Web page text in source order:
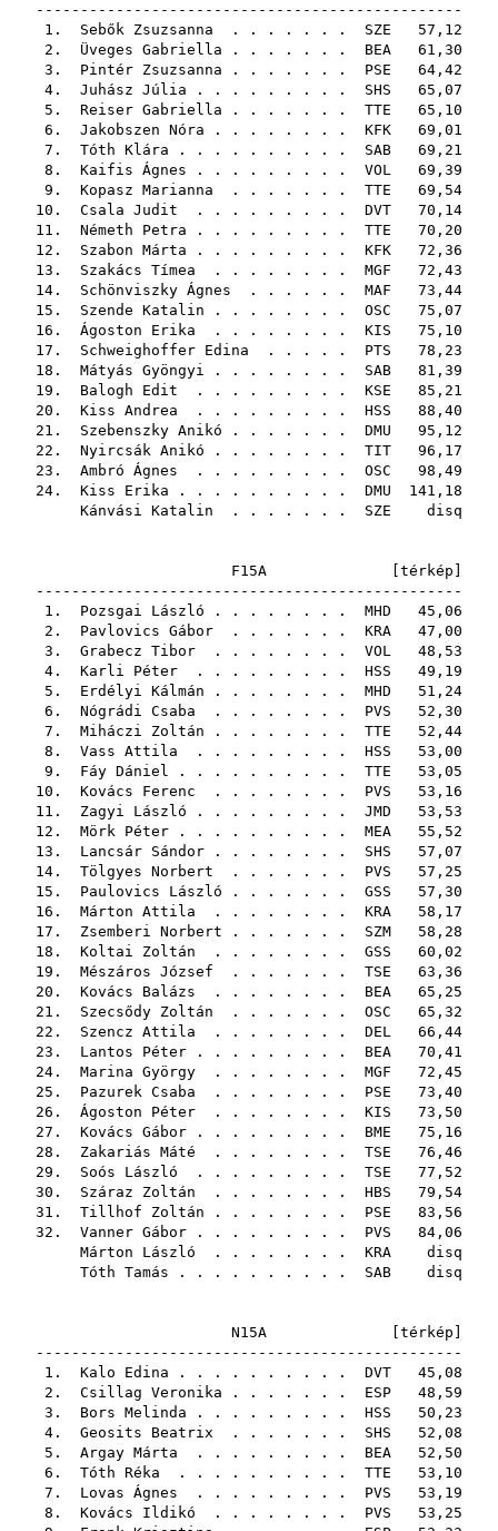
------------------------------------------------
1. Sebők Zsuzsanna . . . . . . . SZE 57,12
2. Üveges Gabriella . . . . . . . BEA 61,30
3. Pintér Zsuzsanna . . . . . . . PSE 64,42
4. Juhász Júlia . . . . . . . . . SHS 65,07
5. Reiser Gabriella . . . . . . . TTE 65,10
6. Jakobszen Nóra . . . . . . . . KFK 69,01
7. Tóth Klára . . . . . . . . . . SAB 69,21
8. Kaifis Ágnes . . . . . . . . . VOL 69,39
9. Kopasz Marianna . . . . . . . TTE 69,54
10. Csala Judit . . . . . . . . . DVT 70,14
11. Németh Petra . . . . . . . . . TTE 70,20
12. Szabon Márta . . . . . . . . . KFK 72,36
13. Szakács Tímea . . . . . . . . MGF 72,43
14. Schönviszky Ágnes . . . . . . MAF 73,44
15. Szende Katalin . . . . . . . . OSC 75,07
16. Ágoston Erika . . . . . . . . KIS 75,10
17. Schweighoffer Edina . . . . . PTS 78,23
18. Mátyás Gyöngyi . . . . . . . . SAB 81,39
19. Balogh Edit . . . . . . . . . KSE 85,21
20. Kiss Andrea . . . . . . . . . HSS 88,40
21. Szebenszky Anikó . . . . . . . DMU 95,12
22. Nyircsák Anikó . . . . . . . . TIT 96,17
23. Ambró Ágnes . . . . . . . . . OSC 98,49
24. Kiss Erika . . . . . . . . . . DMU 141,18
Kánvási Katalin . . . . . . . SZE disq
F15A [ térkép
------------------------------------------------
1. Pozsgai László . . . . . . . . MHD 45,06
2. Pavlovics Gábor . . . . . . . KRA 47,00
3. Grabecz Tibor . . . . . . . . VOL 48,53
4. Karli Péter . . . . . . . . . HSS 49,19
5. Erdélyi Kálmán . . . . . . . . MHD 51,24
6. Nógrádi Csaba . . . . . . . . PVS 52,30
7. Miháczi Zoltán . . . . . . . . TTE 52,44
8. Vass Attila . . . . . . . . . HSS 53,00
9. Fáy Dániel . . . . . . . . . . TTE 53,05
10. Kovács Ferenc . . . . . . . . PVS 53,16
11. Zagyi László . . . . . . . . . JMD 53,53
12. Mörk Péter . . . . . . . . . . MEA 55,52
13. Lancsár Sándor . . . . . . . . SHS 57,07
14. Tölgyes Norbert . . . . . . . PVS 57,25
15. Paulovics László . . . . . . . GSS 57,30
16. Márton Attila . . . . . . . . KRA 58,17
17. Zsemberi Norbert . . . . . . . SZM 58,28
18. Koltai Zoltán . . . . . . . . GSS 60,02
19. Mészáros József . . . . . . . TSE 63,36
20. Kovács Balázs . . . . . . . . BEA 65,25
21. Szecsődy Zoltán . . . . . . . OSC 65,32
22. Szencz Attila . . . . . . . . DEL 66,44
23. Lantos Péter . . . . . . . . . BEA 70,41
24. Marina György . . . . . . . . MGF 72,45
25. Pazurek Csaba . . . . . . . . PSE 73,40
26. Ágoston Péter . . . . . . . . KIS 73,50
27. Kovács Gábor . . . . . . . . . BME 75,16
28. Zakariás Máté . . . . . . . . TSE 76,46
29. Soós László . . . . . . . . . TSE 77,52
30. Száraz Zoltán . . . . . . . . HBS 79,54
31. Tillhof Zoltán . . . . . . . . PSE 83,56
32. Vanner Gábor . . . . . . . . . PVS 84,06
Márton László . . . . . . . . KRA disq
Tóth Tamás . . . . . . . . . . SAB disq
N15A [ térkép
------------------------------------------------
1. Kalo Edina . . . . . . . . . . DVT 45,08
2. Csillag Veronika . . . . . . . ESP 48,59
3. Bors Melinda . . . . . . . . . HSS 50,23
4. Geosits Beatrix . . . . . . . SHS 52,08
5. Argay Márta . . . . . . . . . BEA 52,50
6. Tóth Réka . . . . . . . . . . TTE 53,10
7. Lovas Ágnes . . . . . . . . . PVS 53,19
8. Kovács Ildikó . . . . . . . . PVS 53,25